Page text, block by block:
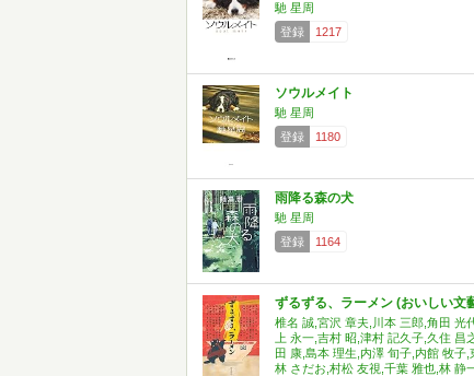
馳 星周
登録
1217
ソウルメイト
馳 星周
登録
1180
雨降る森の犬
馳 星周
登録
1164
ずるずる、ラーメン (おいしい文
椎名 誠,宮沢 章夫,川本 三郎,角田 光
上 永一,吉村 昭,津村 記久子,久住 昌
田 康,島本 理生,内澤 旬子,内館 牧子,
林 さだお,村松 友視,千葉 雅也,林 静